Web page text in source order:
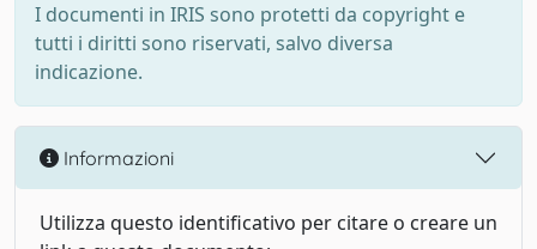
I documenti in IRIS sono protetti da copyright e
tutti i diritti sono riservati, salvo diversa
indicazione.
Informazioni
Utilizza questo identificativo per citare o creare un